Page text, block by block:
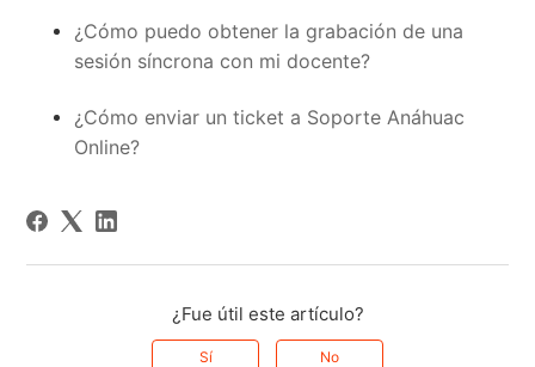
¿Cómo puedo obtener la grabación de una
sesión síncrona con mi docente?
¿Cómo enviar un ticket a Soporte Anáhuac
Online?
¿Fue útil este artículo?
Sí No